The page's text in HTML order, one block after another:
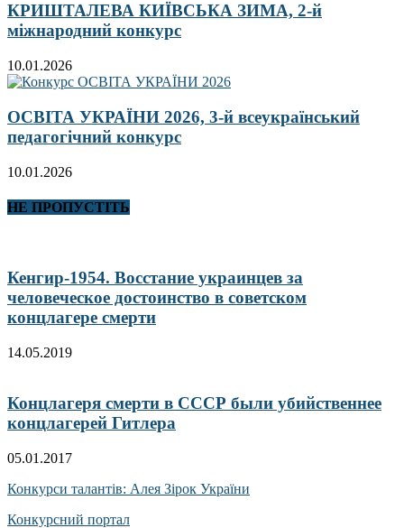
КРИШТАЛЕВА КИЇВСЬКА ЗИМА, 2-й
міжнародний конкурс
10.01.2026
ОСВІТА УКРАЇНИ 2026, 3-й всеукраїнський
педагогічний конкурс
10.01.2026
НЕ ПРОПУСТІТЬ
Кенгир-1954. Восстание украинцев за
человеческое достоинство в советском
концлагере смерти
14.05.2019
Концлагеря смерти в СССР были убийственнее
концлагерей Гитлера
05.01.2017
Конкурси талантів: Алея Зірок України
Конкурсний портал